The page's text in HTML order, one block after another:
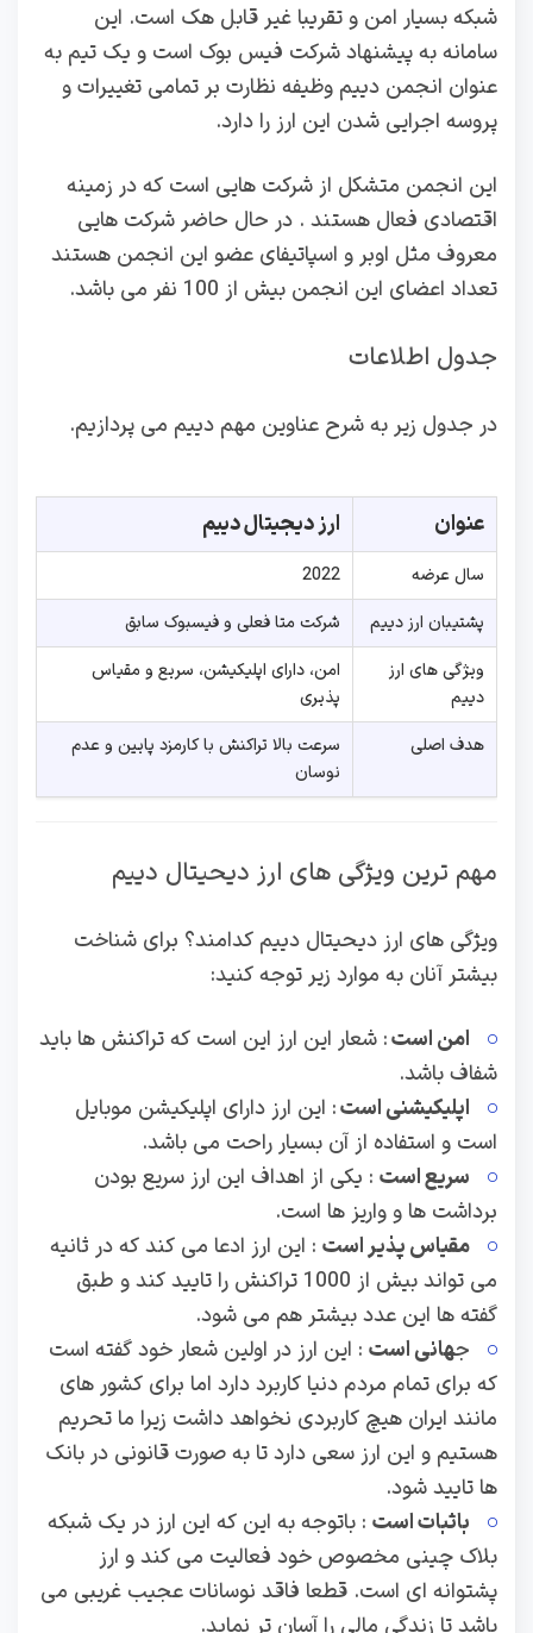
شبکه بسیار امن و تقریبا غیر قابل هک است. این
سامانه به پیشنهاد شرکت فیس بوک است و یک تیم به
عنوان انجمن دییم وظیفه نظارت بر تمامی تغییرات و
پروسه اجرایی شدن این ارز را دارد.
این انجمن متشکل از شرکت هایی است که در زمینه
اقتصادی فعال هستند . در حال حاضر شرکت هایی
معروف مثل اوبر و اسپاتیفای عضو این انجمن هستند
تعداد اعضای این انجمن بیش از 100 نفر می باشد.
جدول اطلاعات
در جدول زیر به شرح عناوین مهم دییم می پردازیم.
عنوان ارز دیجیتال دییم
سال عرضه
2022
پشتیبان ارز دییم
شرکت متا فعلی و فیسبوک سابق
ویژگی های ارز
دییم
امن، دارای اپلیکیشن، سریع و مقیاس
پذیری
هدف اصلی
سرعت بالا تراکنش با کارمزد پایین و عدم
نوسان
مهم ترین ویژگی های ارز دیحیتال دییم
ویژگی های ارز دیحیتال دییم کدامند؟ برای شناخت
بیشتر آنان به موارد زیر توجه کنید:
امن است: شعار این ارز این است که تراکنش ها باید
شفاف باشد.
اپلیکیشنی است: این ارز دارای اپلیکیشن موبایل
است و استفاده از آن بسیار راحت می باشد.
سریع است : یکی از اهداف این ارز سریع بودن
برداشت ها و واریز ها است.
مقیاس پذیر است : این ارز ادعا می کند که در ثانیه
می تواند بیش از 1000 تراکنش را تایید کند و طبق
گفته ها این عدد بیشتر هم می شود.
جهانی است : این ارز در اولین شعار خود گفته است
که برای تمام مردم دنیا کاربرد دارد اما برای کشور های
مانند ایران هیچ کاربردی نخواهد داشت زیرا ما تحریم
هستیم و این ارز سعی دارد تا به صورت قانونی در بانک
ها تایید شود.
باثبات است : باتوجه به این که این ارز در یک شبکه
بلاک چینی مخصوص خود فعالیت می کند و ارز
پشتوانه ای است. قطعا فاقد نوسانات عجیب غریبی می
باشد تا زندگی مالی را آسان تر نماید.